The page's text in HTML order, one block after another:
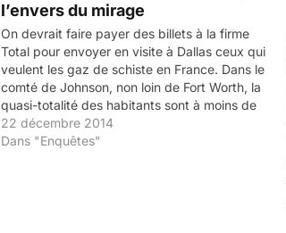
l’envers du mirage
On devrait faire payer des billets à la firme
Total pour envoyer en visite à Dallas ceux qui
veulent les gaz de schiste en France. Dans le
comté de Johnson, non loin de Fort Worth, la
quasi-totalité des habitants sont à moins de
1,5 km d'un puits. Et les premiers à…
22 décembre 2014
Dans "Enquêtes"